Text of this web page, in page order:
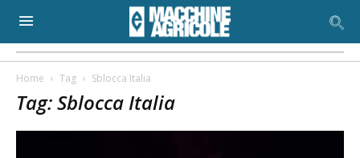
Home Tag Sblocca Italia
Tag: Sblocca Italia